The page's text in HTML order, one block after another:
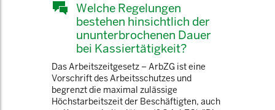
Welche Regelungen
bestehen hinsichtlich der
ununterbrochenen Dauer
bei Kassiertätigkeit?
Das Arbeitszeitgesetz – ArbZG ist eine
Vorschrift des Arbeitsschutzes und
begrenzt die maximal zulässige
Höchstarbeitszeit der Beschäftigten, auch